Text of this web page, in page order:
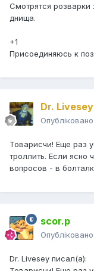
Смотрятся
днища.
+1
Присоединяюсь к
Dr. Livesey
Опубліковано:
Товарисчи! Еще раз
троллить. Если ясно
вопросов - в
scor.p
Опубліковано:
Dr. Livesey писал(а):